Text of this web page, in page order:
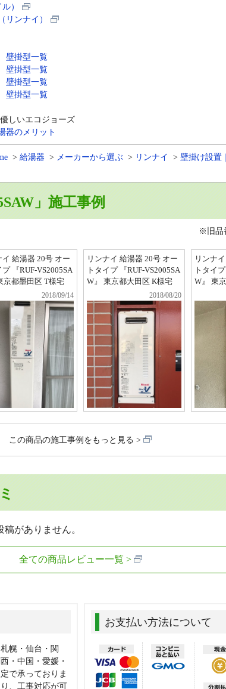
）
ンナイ）
掛型一覧
掛型一覧
掛型一覧
掛型一覧
しいエコジョーズ
器のメリット
給湯器 メーカーから選ぶ リンナイ 壁掛け設置
」施工事例
※旧品
イ 給湯器 20号 オー
プ 『RUF-VS2005SA
京都墨田区 T様宅
2018/09/14
リンナイ 給湯器 20号 オー
トタイプ 『RUF-VS2005SA
W』 東京都大田区 K様宅
2018/08/20
リンナ
トタイ
W』 東
この商品の施工事例をもっと見る
がありません。
全ての商品レビュー一覧
幌・仙台・関
・中国・愛媛・
で承っておりま
、工事対応が可
お支払い方法について